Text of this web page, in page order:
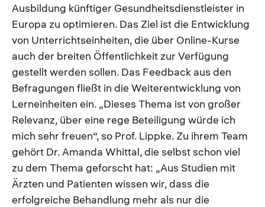
Ausbildung künftiger Gesundheitsdienstleister in
Europa zu optimieren. Das Ziel ist die Entwicklung
von Unterrichtseinheiten, die über Online-Kurse
auch der breiten Öffentlichkeit zur Verfügung
gestellt werden sollen. Das Feedback aus den
Befragungen fließt in die Weiterentwicklung von
Lerneinheiten ein. „Dieses Thema ist von großer
Relevanz, über eine rege Beteiligung würde ich
mich sehr freuen“, so Prof. Lippke. Zu ihrem Team
gehört Dr. Amanda Whittal, die selbst schon viel
zu dem Thema geforscht hat: „Aus Studien mit
Ärzten und Patienten wissen wir, dass die
erfolgreiche Behandlung mehr als nur die